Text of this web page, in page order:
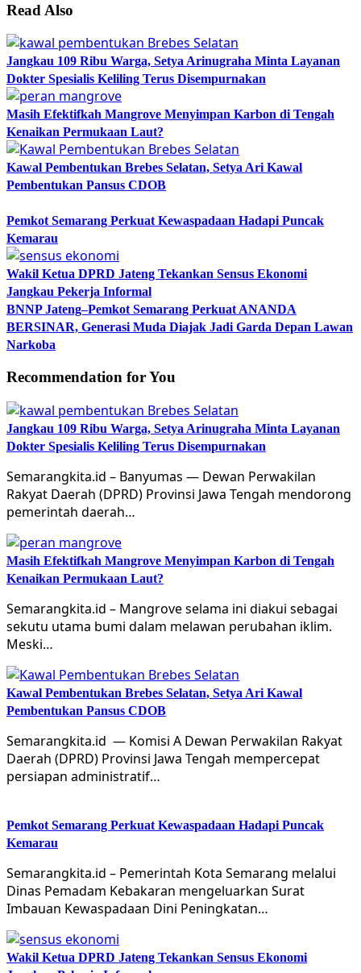
Read Also
Jangkau 109 Ribu Warga, Setya Arinugraha Minta Layanan
Dokter Spesialis Keliling Terus Disempurnakan
Masih Efektifkah Mangrove Menyimpan Karbon di Tengah
Kenaikan Permukaan Laut?
Kawal Pembentukan Brebes Selatan, Setya Ari Kawal
Pembentukan Pansus CDOB
Pemkot Semarang Perkuat Kewaspadaan Hadapi Puncak
Kemarau
Wakil Ketua DPRD Jateng Tekankan Sensus Ekonomi
Jangkau Pekerja Informal
BNNP Jateng–Pemkot Semarang Perkuat ANANDA
BERSINAR, Generasi Muda Diajak Jadi Garda Depan Lawan
Narkoba
Recommendation for You
Jangkau 109 Ribu Warga, Setya Arinugraha Minta Layanan
Dokter Spesialis Keliling Terus Disempurnakan
Semarangkita.id – Banyumas — Dewan Perwakilan
Rakyat Daerah (DPRD) Provinsi Jawa Tengah mendorong
pemerintah daerah…
Masih Efektifkah Mangrove Menyimpan Karbon di Tengah
Kenaikan Permukaan Laut?
Semarangkita.id – Mangrove selama ini diakui sebagai
sekutu utama bumi dalam melawan perubahan iklim.
Meski…
Kawal Pembentukan Brebes Selatan, Setya Ari Kawal
Pembentukan Pansus CDOB
Semarangkita.id — Komisi A Dewan Perwakilan Rakyat
Daerah (DPRD) Provinsi Jawa Tengah mempercepat
persiapan administratif…
Pemkot Semarang Perkuat Kewaspadaan Hadapi Puncak
Kemarau
Semarangkita.id – Pemerintah Kota Semarang melalui
Dinas Pemadam Kebakaran mengeluarkan Surat
Imbauan Kewaspadaan Dini Peningkatan…
Wakil Ketua DPRD Jateng Tekankan Sensus Ekonomi